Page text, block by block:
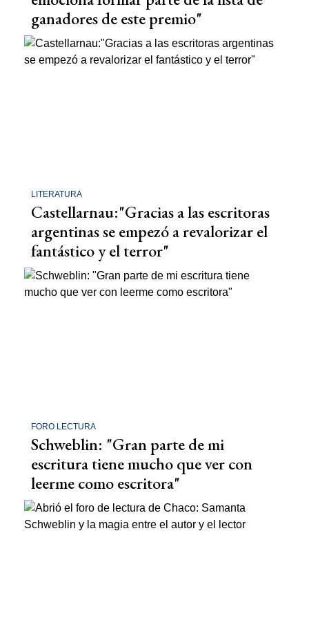
ganadores de este premio"
LITERATURA
Castellarnau:"Gracias a las escritoras
argentinas se empezó a revalorizar el
fantástico y el terror"
FORO LECTURA
Schweblin: "Gran parte de mi
escritura tiene mucho que ver con
leerme como escritora"